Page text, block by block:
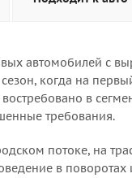
автомобилей с
когда на
в
требования.
потоке, на
в поворотах